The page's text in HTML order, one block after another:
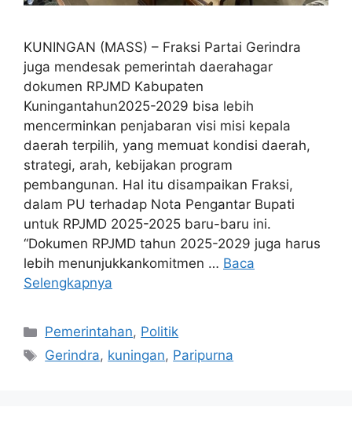
KUNINGAN (MASS) – Fraksi Partai Gerindra
juga mendesak pemerintah daerahagar
dokumen RPJMD Kabupaten
Kuningantahun2025-2029 bisa lebih
mencerminkan penjabaran visi misi kepala
daerah terpilih, yang memuat kondisi daerah,
strategi, arah, kebijakan program
pembangunan. Hal itu disampaikan Fraksi,
dalam PU terhadap Nota Pengantar Bupati
untuk RPJMD 2025-2025 baru-baru ini.
“Dokumen RPJMD tahun 2025-2029 juga harus
lebih menunjukkankomitmen … Baca
Selengkapnya
Kategori
Pemerintahan, Politik
Tag
Gerindra, kuningan, Paripurna